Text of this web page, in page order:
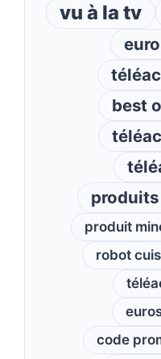
vu à la tv
best
produit
robot
code